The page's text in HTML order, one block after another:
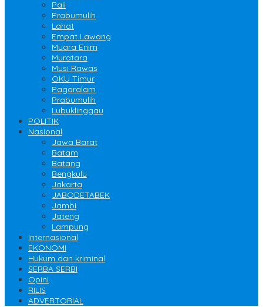
Pali
Prabumulih
Lahat
Empat Lawang
Muara Enim
Muratara
Musi Rawas
OKU Timur
Pagaralam
Prabumulih
Lubuklinggau
POLITIK
Nasional
Jawa Barat
Batam
Batang
Bengkulu
Jakarta
JABODETABEK
Jambi
Jateng
Lampung
Internasional
EKONOMI
Hukum dan kriminal
SERBA SERBI
Opini
RILIS
ADVERTORIAL